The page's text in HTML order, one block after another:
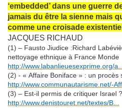
‘embedded’ dans une guerre
jamais du être la sienne mais
comme une croisade
JACQUES RICHAUD
(1) – Fausto Jiudice :Richard
nettoyage ethnique à France Monde
http://www.labanlieuesexprime.org/a...
(2) - « Affaire Boniface » : un procès
http://www.communautarisme.net/-
(3) – Est-il permis de critiquer Israel ?
http://www.denistouret.net/textes/B...